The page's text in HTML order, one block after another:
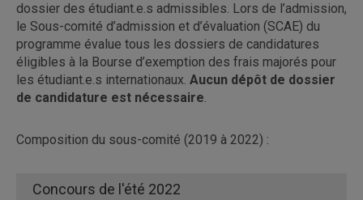
dossier des étudiant.e.s admissibles. Lors de l’admission,
le Sous-comité d’admission et d’évaluation (SCAE) du
programme évalue tous les dossiers de candidatures
éligibles à la Bourse d’exemption des frais majorés pour
les étudiant.e.s internationaux. Aucun dépôt de dossier
de candidature est nécessaire.
Composition du sous-comité (2019 à 2022) :
Concours de l'été 2022